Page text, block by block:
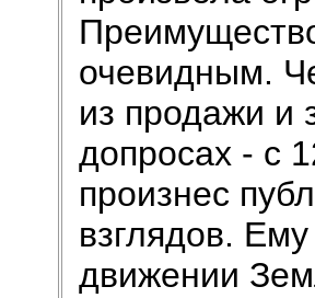
очевидным.
из продажи и
допросах - с
произнес
взглядов.
движении